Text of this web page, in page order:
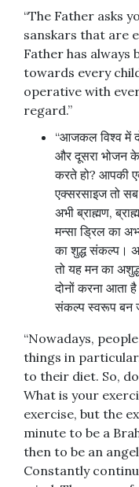
“The Father asks
sanskars that are
Father has always
towards every
operative with
regard.”
“आजकल विश्व में
और दूसरा भोजन
करते हो? आपकी
एक्सरसाइज तो
अभी ब्राह्मण,
मन्सा ड्रिल का
का शुद्ध संकल्प।
तो यह मन का
दोनों करना आता
संकल्प स्वरूप बन
“Nowadays,
things in
to their diet. So,
What is your
exercise, but the
minute to be a
then to be an
Constantly